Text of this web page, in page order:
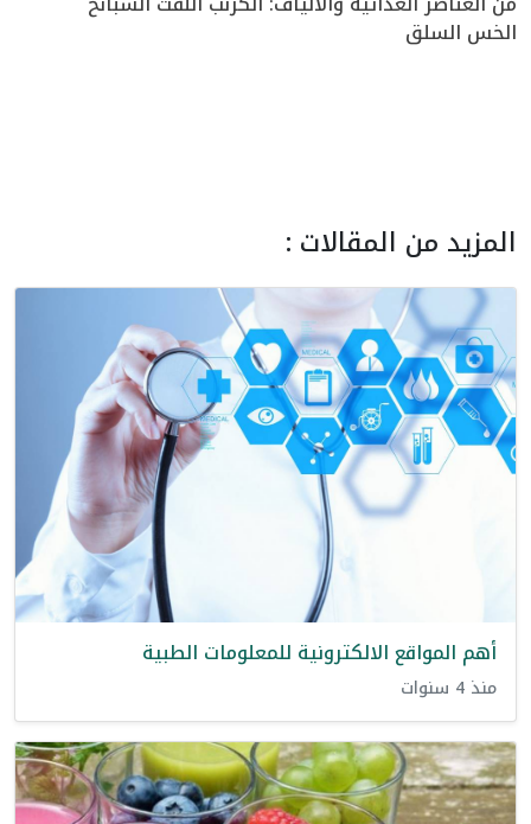
الخس السلق
المزيد من المقالات :
أهم المواقع الالكترونية للمعلومات الطبية
منذ 4 سنوات